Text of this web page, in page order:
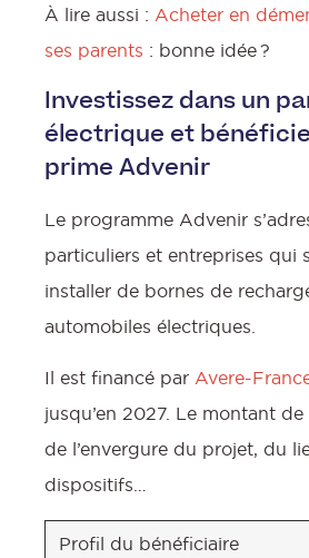
À lire aussi : Acheter en
ses parents : bonne idée ?
Investissez dans un
électrique et
prime Advenir
Le programme Advenir
particuliers et entreprises qui
installer de bornes de
automobiles électriques.
Il est financé par Avere-
jusqu’en 2027. Le montant
de l’envergure du projet, du
dispositifs…
Profil du bénéficiaire